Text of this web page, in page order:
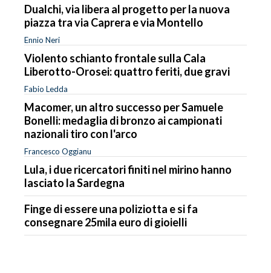
Dualchi, via libera al progetto per la nuova
piazza tra via Caprera e via Montello
Ennio Neri
Violento schianto frontale sulla Cala
Liberotto-Orosei: quattro feriti, due gravi
Fabio Ledda
Macomer, un altro successo per Samuele
Bonelli: medaglia di bronzo ai campionati
nazionali tiro con l'arco
Francesco Oggianu
Lula, i due ricercatori finiti nel mirino hanno
lasciato la Sardegna
Finge di essere una poliziotta e si fa
consegnare 25mila euro di gioielli